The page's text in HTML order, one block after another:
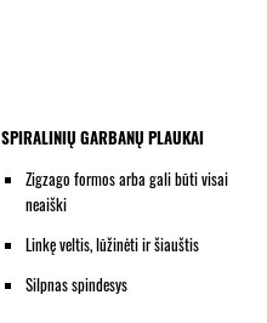
SPIRALINIŲ GARBANŲ PLAUKAI
Zigzago formos arba gali būti visai
neaiški
Linkę veltis, lūžinėti ir šiauštis
Silpnas spindesys